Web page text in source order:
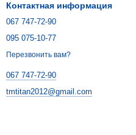
Контактная информация
067 747-72-90
095 075-10-77
Перезвонить вам?
067 747-72-90
tmtitan2012@gmail.com